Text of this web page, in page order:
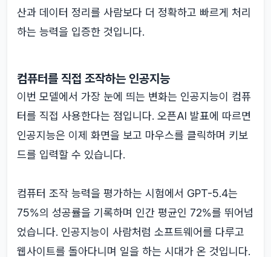
산과 데이터 정리를 사람보다 더 정확하고 빠르게 처리
하는 능력을 입증한 것입니다.
컴퓨터를 직접 조작하는 인공지능
이번 모델에서 가장 눈에 띄는 변화는 인공지능이 컴퓨
터를 직접 사용한다는 점입니다. 오픈AI 발표에 따르면
인공지능은 이제 화면을 보고 마우스를 클릭하며 키보
드를 입력할 수 있습니다.
컴퓨터 조작 능력을 평가하는 시험에서 GPT-5.4는
75%의 성공률을 기록하며 인간 평균인 72%를 뛰어넘
었습니다. 인공지능이 사람처럼 소프트웨어를 다루고
웹사이트를 돌아다니며 일을 하는 시대가 온 것입니다.